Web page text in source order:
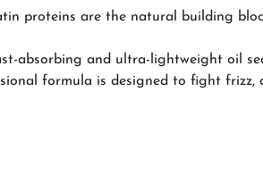
proteins are the natural building
absorbing and ultra-lightweight oil
formula is designed to fight